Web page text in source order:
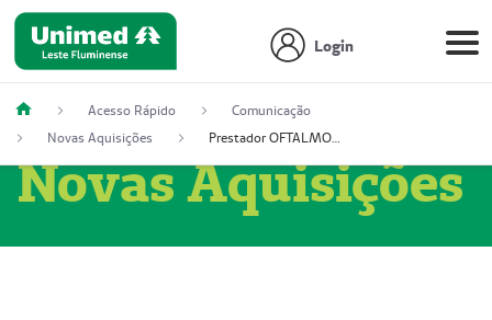
Login
Acesso Rápido
Comunicação
Novas Aquisições
Prestador OFTALMOCLÍNICA SÃO GONÇALO (55004164-2)
Novas Aquisições